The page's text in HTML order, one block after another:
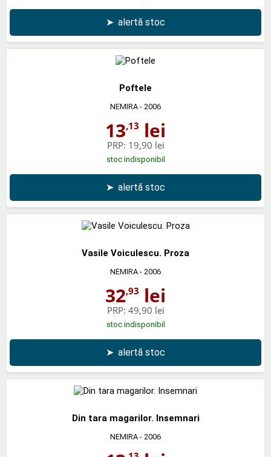
➤ alertă stoc
Poftele
NEMIRA - 2006
13,13 lei
PRP: 19,90 lei
stoc indisponibil
➤ alertă stoc
Vasile Voiculescu. Proza
NEMIRA - 2006
32,93 lei
PRP: 49,90 lei
stoc indisponibil
➤ alertă stoc
Din tara magarilor. Insemnari
NEMIRA - 2006